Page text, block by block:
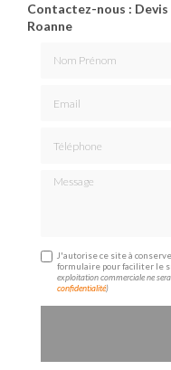
Contactez-nous :
Roanne
Message
J'autorise ce site à
formulaire pour faciliter le
exploitation commerciale ne
confidentialité)